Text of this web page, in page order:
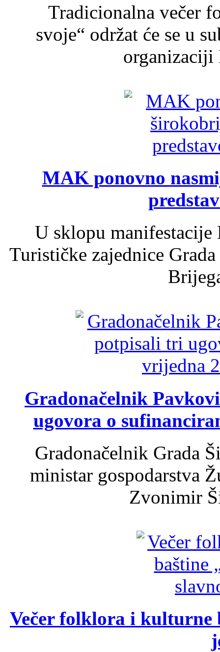
Tradicionalna večer
svoje“ održat će se u
organizaciji
MAK ponovno
U sklopu
Turističke zajednice
Gradonačelnik
ugovora o
Gradonačelnik Grada
ministar gospodarstva
Zvonimir
Večer folklora i kulturne